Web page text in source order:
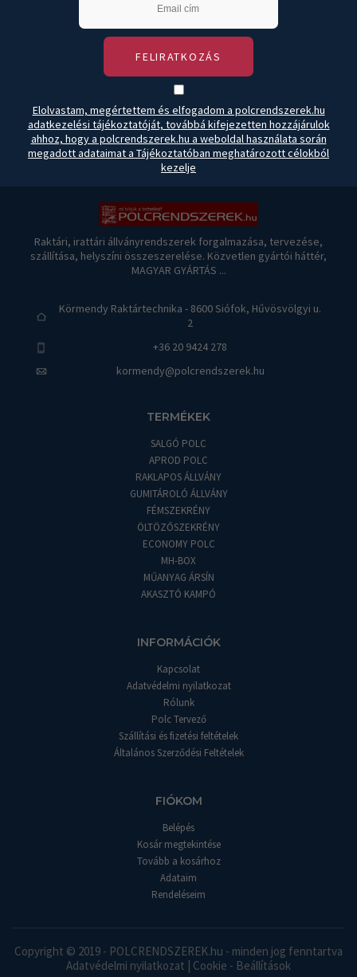
FELIRATKOZÁS
Elolvastam, megértettem és elfogadom a polcrendszerek.hu
adatkezelési tájékoztatóját, továbbá kifejezetten hozzájárulok
ahhoz, hogy a polcrendszerek.hu a weboldal használata során
megadott adataimat a Tájékoztatóban meghatározott célokból
kezelje
Raktári, irattári állványrendszerek forgalmazása, tervezése,
szállítása, helyszíni összeszerelése. Közvetlen gyártói háttér,
MAGYAR GYÁRTÁS ...
Körmendy Raktártechnika - 8600 Siófok, Hűvösvölgyi u.
2
+36 20 9424 278
kormendy@polcrendszerek.hu
TERMÉKEK
SALGÓ POLC
APROD POLC
RAKLAPOS ÁLLVÁNY
GUMITÁROLÓ ÁLLVÁNY
FÉMSZEKRÉNY
ÖLTÖZŐSZEKRÉNY
ECONOMY POLC
MH-BOX
MŰANYAG ÁRSÍN
AKASZTÓ KAMPÓ
INFORMÁCIÓK
Kapcsolat
Adatvédelmi nyilatkozat
Rólunk
Polc Tervező
Szállítási és fizetési feltételek
Általános Szerződési Feltételek
FIÓKOM
Belépés
Kosár megtekintése
Tovább a kosárhoz
Adataim
Rendeléseim
Copyright © 2019 - POLCRENDSZEREK.hu - minden jog fenntartva
Adatvédelmi nyilatkozat | Cookie - Beállítások